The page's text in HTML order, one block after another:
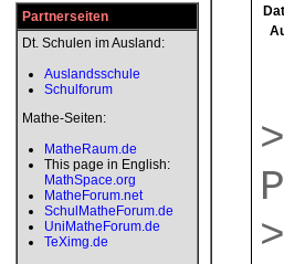
Partnerseiten
Dt. Schulen im Ausland:
Auslandsschule
Schulforum
Mathe-Seiten:
MatheRaum.de
This page in English:
MathSpace.org
MatheForum.net
SchulMatheForum.de
UniMatheForum.de
TeXimg.de